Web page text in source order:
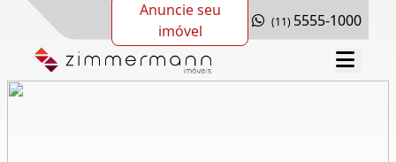
Anuncie seu
imóvel
(11) 5555-1000